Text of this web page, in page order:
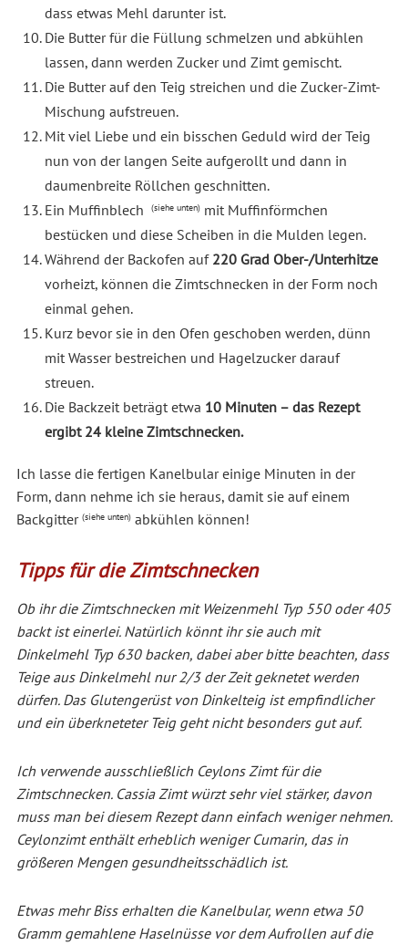
dass etwas Mehl darunter ist.
Die Butter für die Füllung schmelzen und abkühlen
lassen, dann werden Zucker und Zimt gemischt.
Die Butter auf den Teig streichen und die Zucker-Zimt-
Mischung aufstreuen.
Mit viel Liebe und ein bisschen Geduld wird der Teig
nun von der langen Seite aufgerollt und dann in
daumenbreite Röllchen geschnitten.
Ein Muffinblech
(siehe unten)mit Muffinförmchen
bestücken und diese Scheiben in die Mulden legen.
Während der Backofen auf 220 Grad Ober-/Unterhitze
vorheizt, können die Zimtschnecken in der Form noch
einmal gehen.
Kurz bevor sie in den Ofen geschoben werden, dünn
mit Wasser bestreichen und Hagelzucker darauf
streuen.
Die Backzeit beträgt etwa 10 Minuten – das Rezept
ergibt 24 kleine Zimtschnecken.
Ich lasse die fertigen Kanelbular einige Minuten in der
Form, dann nehme ich sie heraus, damit sie auf einem
Backgitter (siehe unten)abkühlen können!
Tipps für die Zimtschnecken
Ob ihr die Zimtschnecken mit Weizenmehl Typ 550 oder 405
backt ist einerlei. Natürlich könnt ihr sie auch mit
Dinkelmehl Typ 630 backen, dabei aber bitte beachten, dass
Teige aus Dinkelmehl nur 2/3 der Zeit geknetet werden
dürfen. Das Glutengerüst von Dinkelteig ist empfindlicher
und ein überkneteter Teig geht nicht besonders gut auf.
Ich verwende ausschließlich Ceylons Zimt für die
Zimtschnecken. Cassia Zimt würzt sehr viel stärker, davon
muss man bei diesem Rezept dann einfach weniger nehmen.
Ceylonzimt enthält erheblich weniger Cumarin, das in
größeren Mengen gesundheitsschädlich ist.
Etwas mehr Biss erhalten die Kanelbular, wenn etwa 50
Gramm gemahlene Haselnüsse vor dem Aufrollen auf die